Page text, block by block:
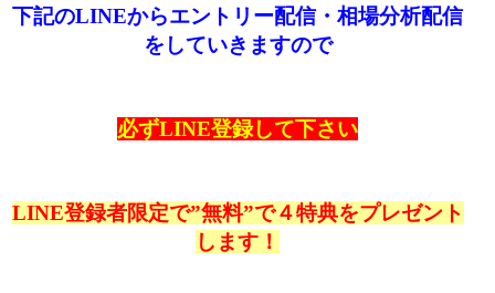
下記のLINEからエントリー配信・相場分析配信
をしていきますので
必ずLINE登録して下さい
LINE登録者限定で”無料”で４特典をプレゼント
します！